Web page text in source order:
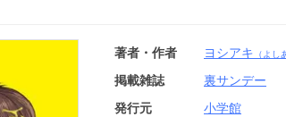
著者・作者 ヨシアキ （よし
掲載雑誌
裏サンデー
発行元
小学館